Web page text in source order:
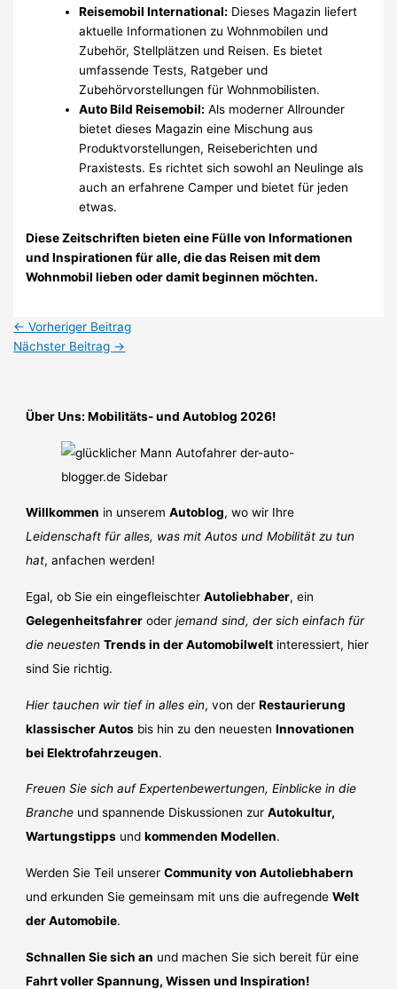
Reisemobil International: Dieses Magazin liefert
aktuelle Informationen zu Wohnmobilen und
Zubehör, Stellplätzen und Reisen. Es bietet
umfassende Tests, Ratgeber und
Zubehörvorstellungen für Wohnmobilisten.
Auto Bild Reisemobil: Als moderner Allrounder
bietet dieses Magazin eine Mischung aus
Produktvorstellungen, Reiseberichten und
Praxistests. Es richtet sich sowohl an Neulinge als
auch an erfahrene Camper und bietet für jeden
etwas.
Diese Zeitschriften bieten eine Fülle von Informationen
und Inspirationen für alle, die das Reisen mit dem
Wohnmobil lieben oder damit beginnen möchten.
← Vorheriger Beitrag
Nächster Beitrag →
Über Uns: Mobilitäts- und Autoblog 2026!
Willkommen in unseremAutoblog, wo wir Ihre
Leidenschaft für alles, was mit Autos und Mobilität zu tun
hat, anfachen werden!
Egal, ob Sie ein eingefleischterAutoliebhaber, ein
Gelegenheitsfahrer oderjemand sind, der sich einfach für
die neuesten Trends in der Automobilwelt interessiert, hier
sind Sie richtig.
Hier tauchen wir tief in alles ein, von derRestaurierung
klassischer Autos bis hin zu den neuestenInnovationen
bei Elektrofahrzeugen.
Freuen Sie sich auf Expertenbewertungen, Einblicke in die
Branche und spannende Diskussionen zurAutokultur,
Wartungstipps undkommenden Modellen.
Werden Sie Teil unsererCommunity von Autoliebhabern
und erkunden Sie gemeinsam mit uns die aufregendeWelt
der Automobile.
Schnallen Sie sich an und machen Sie sich bereit für eine
Fahrt voller Spannung, Wissen und Inspiration!